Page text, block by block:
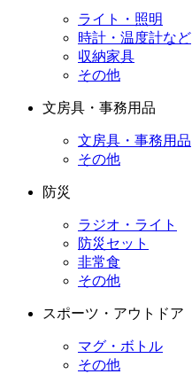
ライト・照明
時計・温度計など
収納家具
その他
文房具・事務用品
文房具・事務用品
その他
防災
ラジオ・ライト
防災セット
非常食
その他
スポーツ・アウトドア
マグ・ボトル
その他